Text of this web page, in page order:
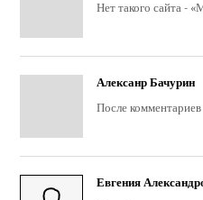
Нет такого сайта -
Алексанр Бачурин
После комментариев
Евгения